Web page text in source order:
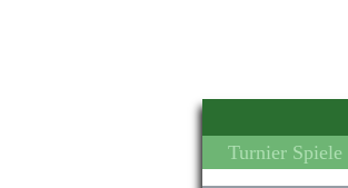
Turnier Spiele